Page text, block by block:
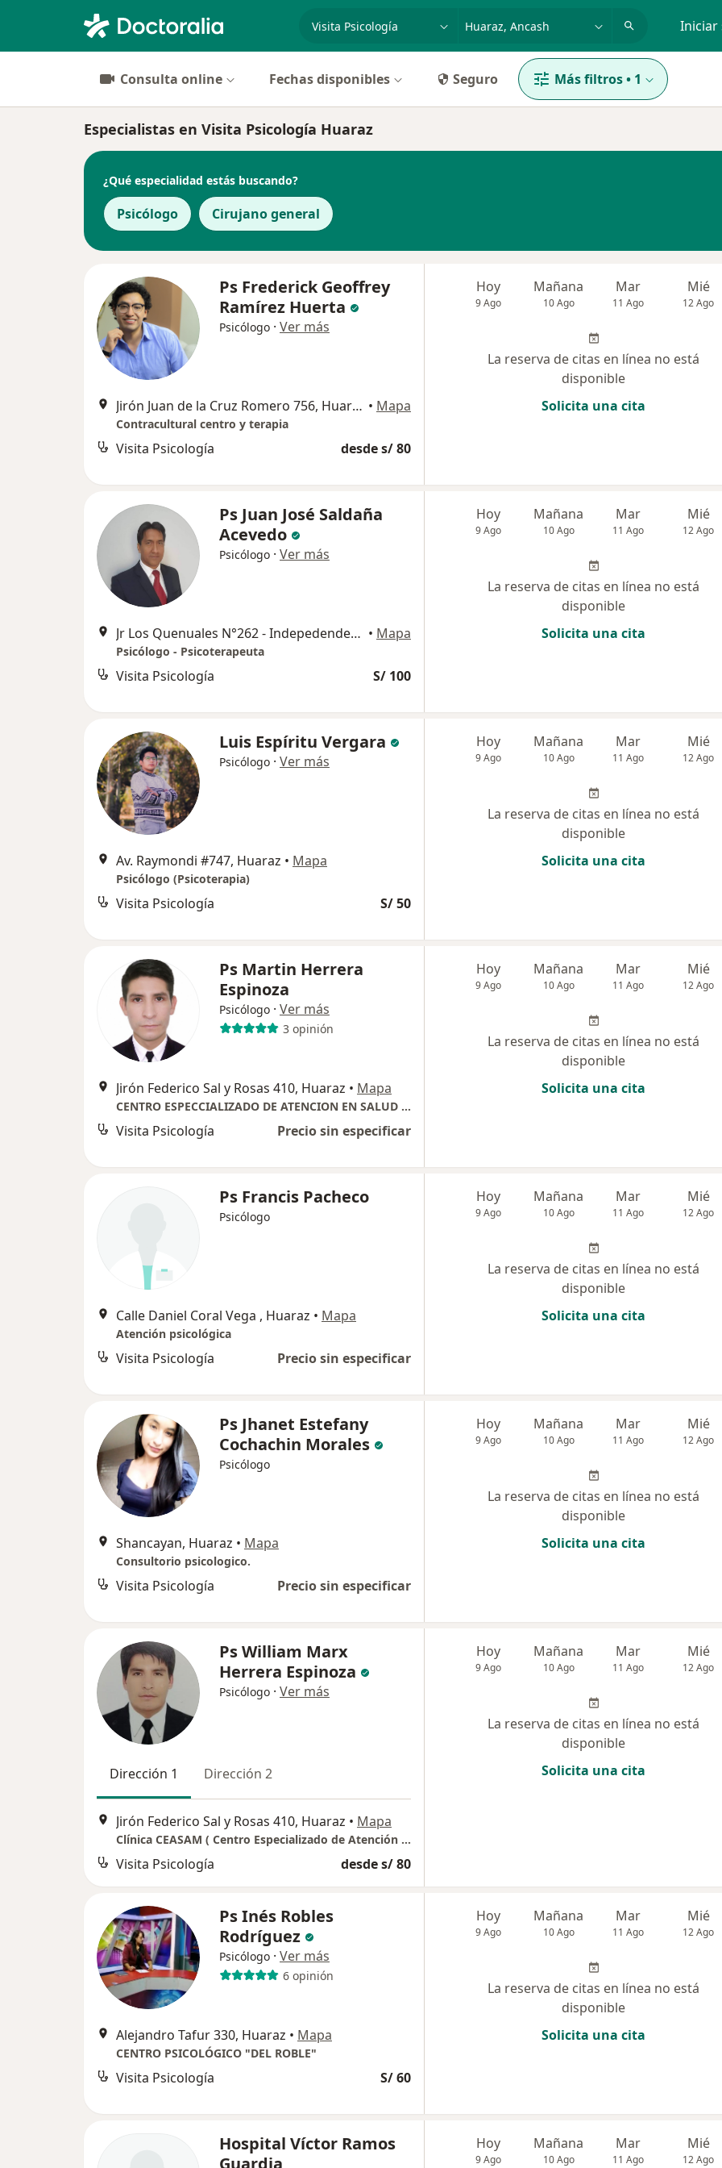
especialidad, enfermedad o nombre Iniciar
Consulta online Fechas disponibles Seguro Más filtros• 1
Especialistas en Visita Psicología Huaraz
¿Qué especialidad estás buscando?
Psicólogo Cirujano general
Ps Frederick Geoffrey
Ramírez Huerta
Psicólogo · Ver más
Jirón Juan de la Cruz Romero 756, Huaraz • Mapa
Contracultural centro y terapia
Visita Psicología desde s/ 80
Hoy
9 Ago
Mañana
10 Ago
Mar
11 Ago
Mié
12 Ago
La reserva de citas en línea no está
disponible
Solicita una cita
Ps Juan José Saldaña
Acevedo
Psicólogo · Ver más
Jr Los Quenuales N°262 - Indepedendencia, Huaraz • Mapa
Psicólogo - Psicoterapeuta
Visita Psicología S/ 100
Hoy
9 Ago
Mañana
10 Ago
Mar
11 Ago
Mié
12 Ago
La reserva de citas en línea no está
disponible
Solicita una cita
Luis Espíritu Vergara
Psicólogo · Ver más
Av. Raymondi #747, Huaraz • Mapa
Psicólogo (Psicoterapia)
Visita Psicología S/ 50
Hoy
9 Ago
Mañana
10 Ago
Mar
11 Ago
Mié
12 Ago
La reserva de citas en línea no está
disponible
Solicita una cita
Ps Martin Herrera
Espinoza
Psicólogo · Ver más
3 opinión
Jirón Federico Sal y Rosas 410, Huaraz • Mapa
CENTRO ESPECCIALIZADO DE ATENCION EN SALUD MENTAL (CEASAM)
Visita Psicología Precio sin especificar
Hoy
9 Ago
Mañana
10 Ago
Mar
11 Ago
Mié
12 Ago
La reserva de citas en línea no está
disponible
Solicita una cita
Ps Francis Pacheco
Psicólogo
Calle Daniel Coral Vega , Huaraz • Mapa
Atención psicológica
Visita Psicología Precio sin especificar
Hoy
9 Ago
Mañana
10 Ago
Mar
11 Ago
Mié
12 Ago
La reserva de citas en línea no está
disponible
Solicita una cita
Ps Jhanet Estefany
Cochachin Morales
Psicólogo
Shancayan, Huaraz • Mapa
Consultorio psicologico.
Visita Psicología Precio sin especificar
Hoy
9 Ago
Mañana
10 Ago
Mar
11 Ago
Mié
12 Ago
La reserva de citas en línea no está
disponible
Solicita una cita
Ps William Marx
Herrera Espinoza
Psicólogo · Ver más
Dirección 1 Dirección 2
Jirón Federico Sal y Rosas 410, Huaraz • Mapa
Clínica CEASAM ( Centro Especializado de Atención en Salud Mental )
Visita Psicología desde s/ 80
Hoy
9 Ago
Mañana
10 Ago
Mar
11 Ago
Mié
12 Ago
La reserva de citas en línea no está
disponible
Solicita una cita
Ps Inés Robles
Rodríguez
Psicólogo · Ver más
6 opinión
Alejandro Tafur 330, Huaraz • Mapa
CENTRO PSICOLÓGICO "DEL ROBLE"
Visita Psicología S/ 60
Hoy
9 Ago
Mañana
10 Ago
Mar
11 Ago
Mié
12 Ago
La reserva de citas en línea no está
disponible
Solicita una cita
Hospital Víctor Ramos
Hoy
9 Ago
Mañana
10 Ago
Mar
11 Ago
Mié
12 Ago